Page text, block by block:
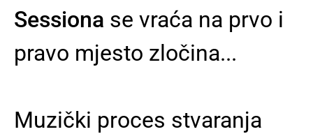
Sessiona se vraća na prvo i
pravo mjesto zločina...
Muzički proces stvaranja